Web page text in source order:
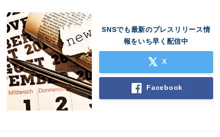
SNSでも最新のプレスリリース情
報をいち早く配信中
X
Facebook